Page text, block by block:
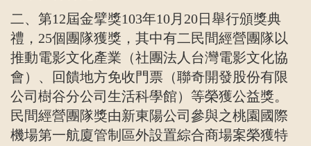
二、第12屆金擘獎103年10月 20日舉行頒獎典
禮， 25個團隊獲獎，其中有二民間經營團隊以
推動電影文化產業（社團法人台灣電影文化協
會）、回饋地方免收門票（聯奇開發股份有限
公司樹谷分公司生活科學館）等榮獲公益獎。
民間經營團隊獎由新東陽公司參與之桃園國際
機場第一航廈管制區外設置綜合商場案榮獲特